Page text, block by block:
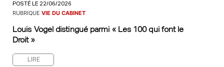
POSTÉ LE 22/06/2026
RUBRIQUE VIE DU CABINET
Louis Vogel distingué parmi « Les 100 qui font le
Droit »
LIRE